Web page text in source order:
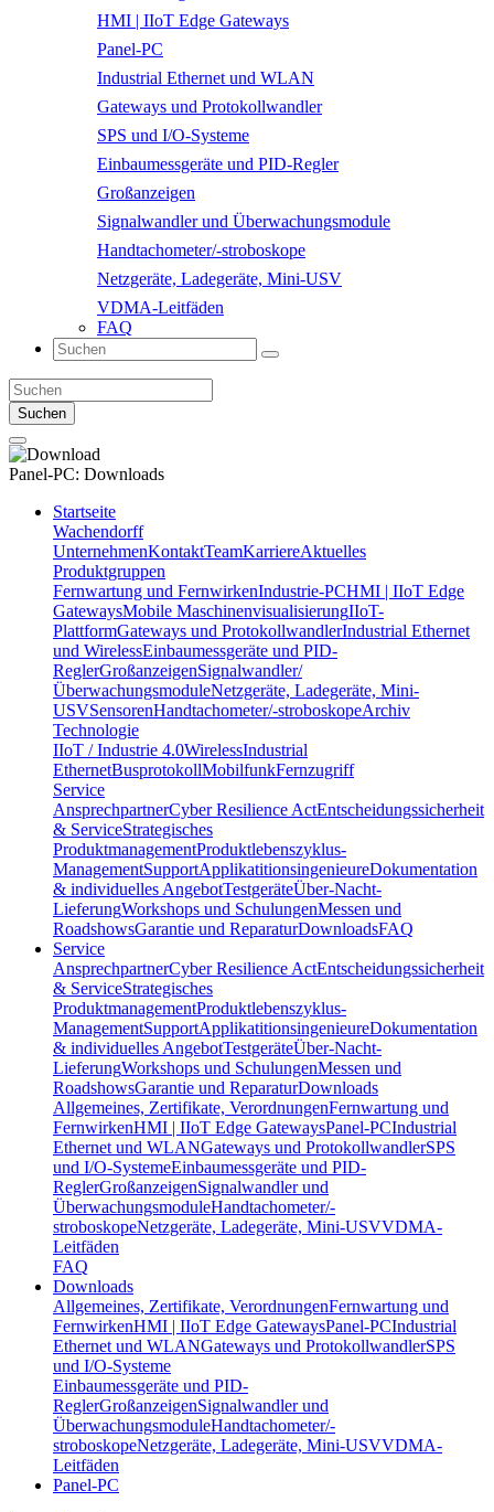
HMI | IIoT Edge Gateways
Panel-PC
Industrial Ethernet und WLAN
Gateways und Protokollwandler
SPS und I/O-Systeme
Einbaumessgeräte und PID-Regler
Großanzeigen
Signalwandler und Überwachungsmodule
Handtachometer/-stroboskope
Netzgeräte, Ladegeräte, Mini-USV
VDMA-Leitfäden
FAQ
Suchen
Panel-PC: Downloads
Startseite
Wachendorff
UnternehmenKontaktTeamKarriereAktuelles
Produktgruppen
Fernwartung und FernwirkenIndustrie-PCHMI | IIoT Edge
GatewaysMobile MaschinenvisualisierungIIoT-
PlattformGateways und ProtokollwandlerIndustrial Ethernet
und WirelessEinbaumessgeräte und PID-
ReglerGroßanzeigenSignalwandler/
ÜberwachungsmoduleNetzgeräte, Ladegeräte, Mini-
USVSensorenHandtachometer/-stroboskopeArchiv
Technologie
IIoT / Industrie 4.0WirelessIndustrial
EthernetBusprotokollMobilfunkFernzugriff
Service
AnsprechpartnerCyber Resilience ActEntscheidungssicherheit
& ServiceStrategisches
ProduktmanagementProduktlebenszyklus-
ManagementSupportApplikatitionsingenieureDokumentation
& individuelles AngebotTestgeräteÜber-Nacht-
LieferungWorkshops und SchulungenMessen und
RoadshowsGarantie und ReparaturDownloadsFAQ
Service
AnsprechpartnerCyber Resilience ActEntscheidungssicherheit
& ServiceStrategisches
ProduktmanagementProduktlebenszyklus-
ManagementSupportApplikatitionsingenieureDokumentation
& individuelles AngebotTestgeräteÜber-Nacht-
LieferungWorkshops und SchulungenMessen und
RoadshowsGarantie und ReparaturDownloads
Allgemeines, Zertifikate, VerordnungenFernwartung und
FernwirkenHMI | IIoT Edge GatewaysPanel-PCIndustrial
Ethernet und WLANGateways und ProtokollwandlerSPS
und I/O-SystemeEinbaumessgeräte und PID-
ReglerGroßanzeigenSignalwandler und
ÜberwachungsmoduleHandtachometer/-
stroboskopeNetzgeräte, Ladegeräte, Mini-USVVDMA-
Leitfäden
FAQ
Downloads
Allgemeines, Zertifikate, VerordnungenFernwartung und
FernwirkenHMI | IIoT Edge GatewaysPanel-PCIndustrial
Ethernet und WLANGateways und ProtokollwandlerSPS
und I/O-Systeme
Einbaumessgeräte und PID-
ReglerGroßanzeigenSignalwandler und
ÜberwachungsmoduleHandtachometer/-
stroboskopeNetzgeräte, Ladegeräte, Mini-USVVDMA-
Leitfäden
Panel-PC